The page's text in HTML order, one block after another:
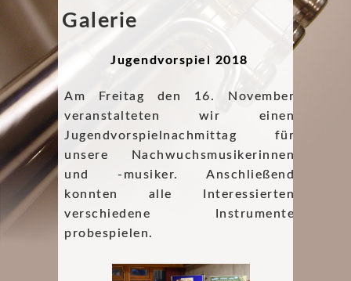
Galerie
Jugendvorspiel 2018
Am Freitag den 16. November
veranstalteten wir einen
Jugendvorspielnachmittag für
unsere Nachwuchsmusikerinnen
und -musiker. Anschließend
konnten alle Interessierten
verschiedene Instrumente
probespielen.